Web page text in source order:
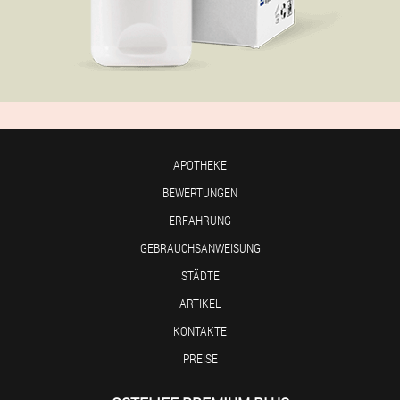
APOTHEKE
BEWERTUNGEN
ERFAHRUNG
GEBRAUCHSANWEISUNG
STÄDTE
ARTIKEL
KONTAKTE
PREISE